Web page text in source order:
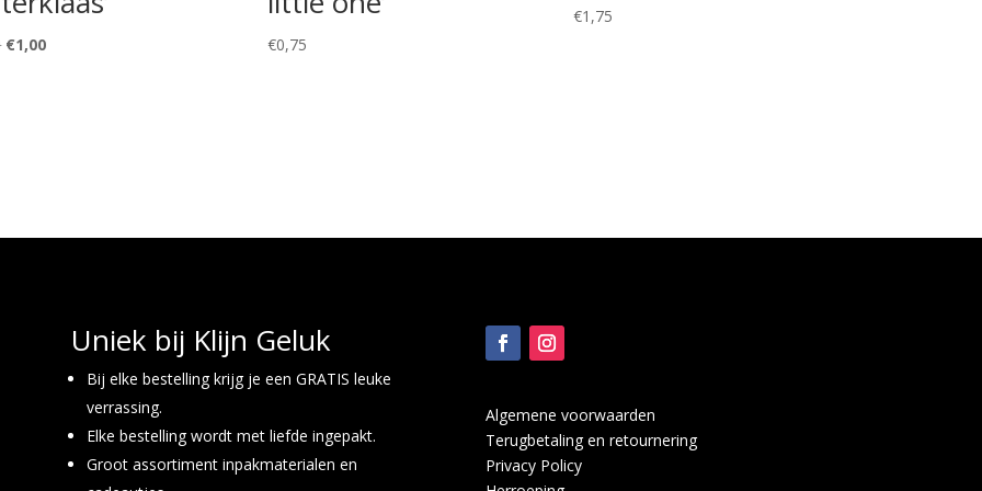
Oorspronkelijke
€1,00Huidige
€0,75
€1,75
Uniek bij Klijn Geluk
Bij elke bestelling krijg je een GRATIS leuke
verrassing.
Elke bestelling wordt met liefde ingepakt.
Groot assortiment inpakmaterialen en
Algemene voorwaarden
Terugbetaling en retournering
Privacy Policy